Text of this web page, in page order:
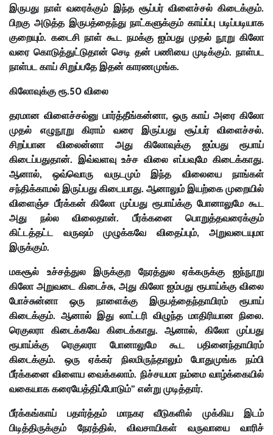
இருபது நாள் வரைக்கும் இந்த சூப்பர் விளைச்சல் கிடைக்கும்.
பிறகு அடுத்த இருபத்தைந்து நாட்களுக்கும் காய்ப்பு படிப்படியாக
குறையும். கடைசி நாள் கூட நமக்கு ஐம்பது முதல் நூறு கிலோ
வரை கொடுத்துட்டுதான் செடி தன் பணியை முடிக்கும். நாள்பட
நாள்பட காய் சிறுப்பதே இதன் காரணமுங்க.
கிலோவுக்கு ரூ.50 விலை
தரமான விளைச்சல்னு பார்த்தீங்கன்னா, ஒரு காய் அரை கிலோ
முதல் எழுநூறு கிராம் வரை இருப்பது சூப்பர் விளைச்சல்.
சிறப்பான விலைன்னா அது கிலோவுக்கு ஐம்பது ரூபாய்
கிடைப்பதுதான். இவ்வளவு உச்ச விலை எப்பவுமே கிடைக்காது.
ஆனால், ஒவ்வொரு வருடமும் இந்த விலையை நாங்கள்
சந்திக்காமல் இருப்பது கிடையாது. ஆனாலும் இயற்கை முறையில்
விளைஞ்ச பீர்க்கன் கிலோ முப்பது ரூபாய்க்கு போனாலுமே கூட
அது நல்ல விலைதான். பீர்க்கனை பொறுத்தவரைக்கும்
கிட்டத்தட்ட வருஷம் முழுக்கவே விதைப்பும், அறுவடையுமா
இருக்கும்.
மகசூல் உச்சத்துல இருக்குற நேரத்துல ஏக்கருக்கு ஐந்நூறு
கிலோ அறுவடை கிடைச்சு, அது கிலோ ஐம்பது ரூபாய்க்கு விலை
போச்சுன்னா ஒரு நாளைக்கு இருபத்தைந்தாயிரம் ரூபாய்
கிடைக்கும். ஆனால் இது லாட்டரி விழுந்த மாதிரியான நிலை.
ரெகுலரா கிடைக்கவே கிடைக்காது. ஆனால், கிலோ முப்பது
ரூபாய்க்கு ரெகுலரா போனாலுமே கூட பதினைந்தாயிரம்
கிடைக்கும். ஒரு ஏக்கர் நிலமிருந்தாலும் போதுமுங்க நம்பி
பீர்க்கனை விளைய வைக்கலாம். நிச்சயமா நம்மை வாழ்க்கையில்
வகையாக கரையேத்திப்போடும்” என்று முடித்தார்.
பீர்க்கங்காய் பதார்த்தம் மாநகர வீடுகளில் முக்கிய இடம்
பிடித்திருக்கும் நேரத்தில், விவசாயிகள் வருவாயை வாரிச்